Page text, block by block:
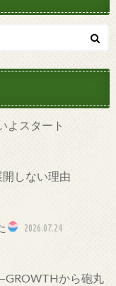
よスタート
しない理由
2026.07.24
から砲丸